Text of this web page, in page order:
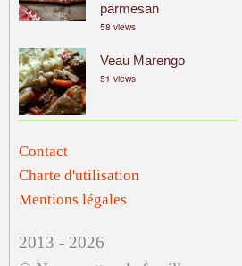
parmesan
58 views
Veau Marengo
51 views
Contact
Charte d'utilisation
Mentions légales
2013 - 2026